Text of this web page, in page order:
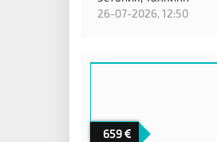
26-07-2026, 12:50
659